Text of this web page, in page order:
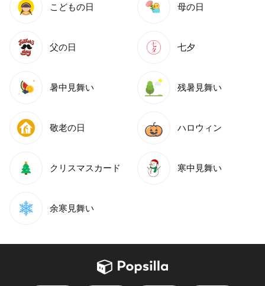
こどもの日 母の日
父の日 七夕
暑中見舞い 残暑見舞い
敬老の日 ハロウィン
クリスマスカード 寒中見舞い
余寒見舞い